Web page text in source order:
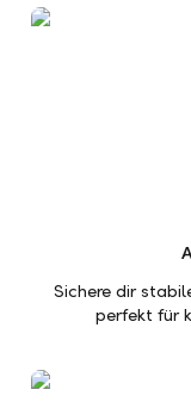
Sichere dir
perfekt für